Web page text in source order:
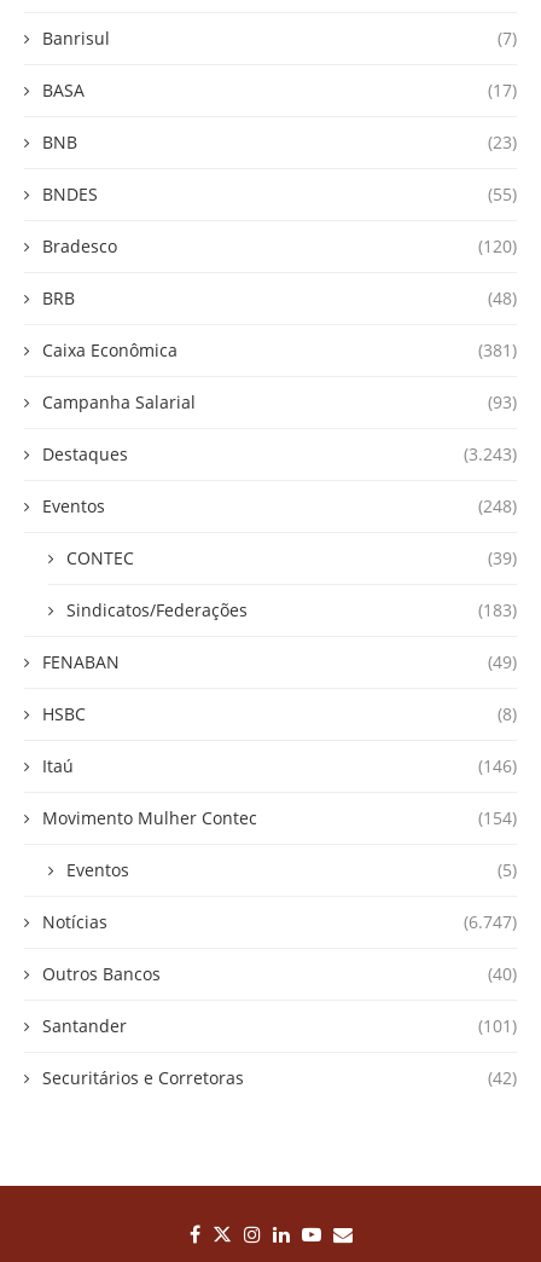
Banrisul (7)
BASA (17)
BNB (23)
BNDES (55)
Bradesco (120)
BRB (48)
Caixa Econômica (381)
Campanha Salarial (93)
Destaques (3.243)
Eventos (248)
CONTEC (39)
Sindicatos/Federações (183)
FENABAN (49)
HSBC (8)
Itaú (146)
Movimento Mulher Contec (154)
Eventos (5)
Notícias (6.747)
Outros Bancos (40)
Santander (101)
Securitários e Corretoras (42)